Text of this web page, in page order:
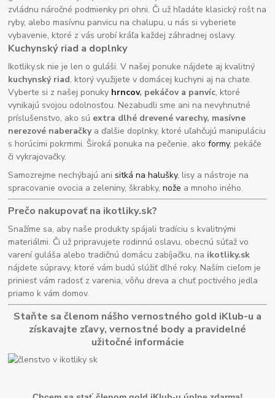
zvládnu náročné podmienky pri ohni. Či už hľadáte klasický rošt na
ryby, alebo masívnu panvicu na chalupu, u nás si vyberiete
vybavenie, ktoré z vás urobí kráľa každej záhradnej oslavy.
Kuchynský riad a doplnky
Ikotliky.sk nie je len o guláši. V našej ponuke nájdete aj kvalitný
kuchynský riad, ktorý využijete v domácej kuchyni aj na chate.
Vyberte si z našej ponuky hrncov, pekáčov a panvíc, ktoré
vynikajú svojou odolnosťou. Nezabudli sme ani na nevyhnutné
príslušenstvo, ako sú extra dlhé drevené varechy, masívne
nerezové naberačkya ďalšie doplnky, ktoré uľahčujú manipuláciu
s horúcimi pokrmmi. Široká ponuka na pečenie, akoformy, pekáče
či vykrajovačky.
Samozrejme nechýbajú anisitká na halušky, lisy a nástroje na
spracovanie ovocia a zeleniny, škrabky,nože a mnoho iného.
Prečo nakupovať na ikotliky.sk?
Snažíme sa, aby naše produkty spájali tradíciu s kvalitnými
materiálmi. Či už pripravujete rodinnú oslavu, obecnú súťaž vo
varení guláša alebo tradičnú domácu zabíjačku, na ikotliky.sk
nájdete súpravy, ktoré vám budú slúžiť dlhé roky. Naším cieľom je
priniesť vám radosť z varenia, vôňu dreva a chuť poctivého jedla
priamo k vám domov.
Staňte sa členom nášho vernostného gold iKlub-u a
získavajte zľavy, vernostné body a pravidelné
užitočné informácie